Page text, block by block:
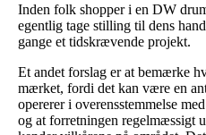
Inden folk shopper i en DW
egentlig tage stilling til dens
gange et tidskrævende projekt.
Et andet forslag er at bemærke
mærket, fordi det kan være en
opererer i overensstemmelse
og at forretningen regelmæssigt